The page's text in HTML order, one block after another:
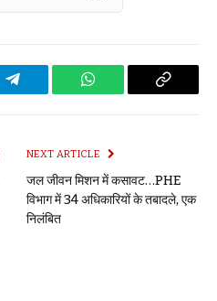
Telegram WhatsApp Copy
NEXT ARTICLE
जल जीवन मिशन में कसावट…PHE
विभाग में 34 अधिकारियों के तबादले, एक
निलंबित